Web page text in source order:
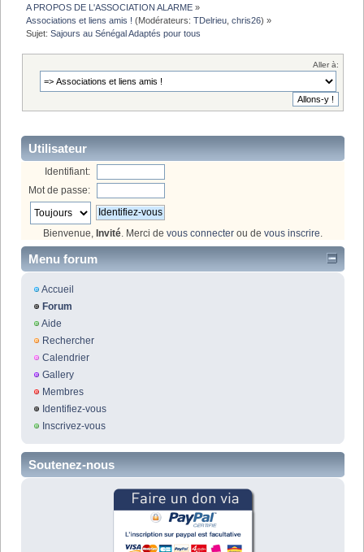
A PROPOS DE L'ASSOCIATION ALARME »
Associations et liens amis ! (Modérateurs:TDelrieu ,chris26) »
Sujet:Sajours au Sénégal Adaptés pour tous
Aller à:
Utilisateur
Identifiant:
Mot de passe:
Bienvenue, Invité . Merci de vous connecter ou de vous inscrire
Menu forum
Accueil
Forum
Aide
Rechercher
Calendrier
Gallery
Membres
Identifiez-vous
Inscrivez-vous
Soutenez-nous